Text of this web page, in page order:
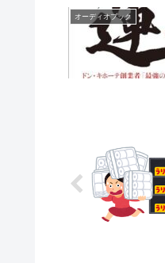
オーディオブック